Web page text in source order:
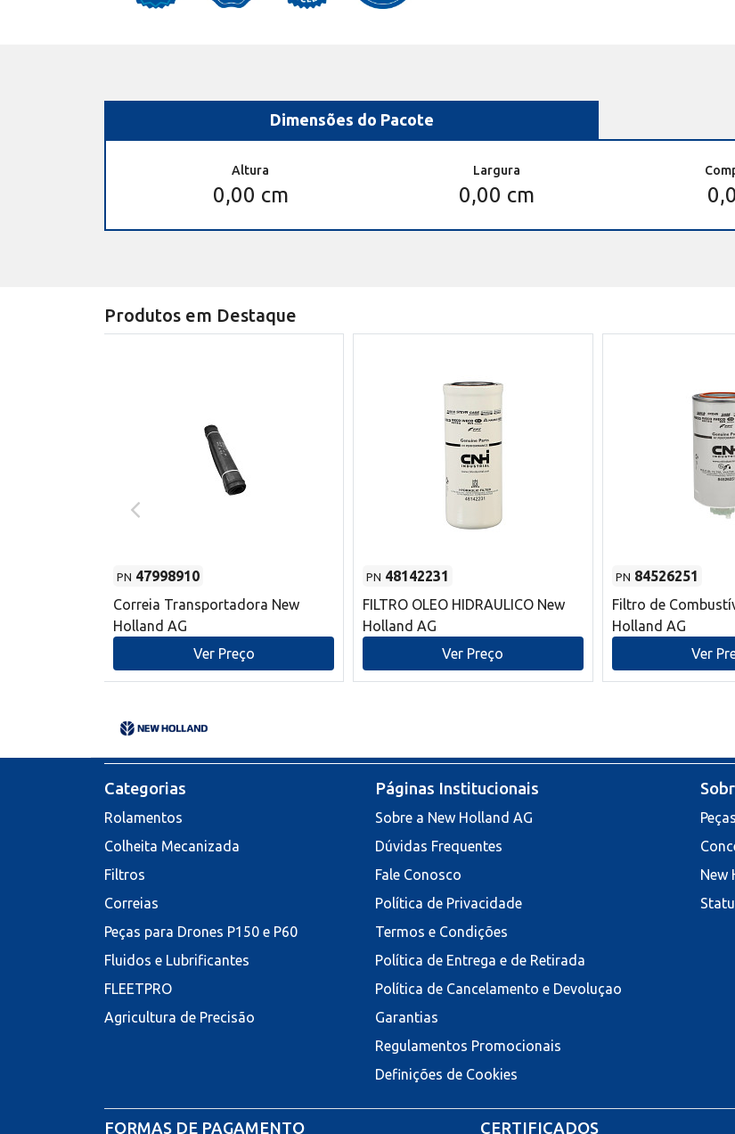
Dimensões do Pacote
Altura
0,00 cm
Largura
0,00 cm
Produtos em Destaque
PN 47998910
Correia Transportadora New
Holland AG
Ver Preço
PN 48142231
FILTRO OLEO HIDRAULICO New
Holland AG
Ver Preço
PN 84526251
Filtro de
Holland AG
Ver
Categorias
Rolamentos
Colheita Mecanizada
Filtros
Correias
Peças para Drones P150 e P60
Fluidos e Lubrificantes
FLEETPRO
Agricultura de Precisão
Páginas Institucionais
Sobre a New Holland AG
Dúvidas Frequentes
Fale Conosco
Política de Privacidade
Termos e Condições
Política de Entrega e de Retirada
Política de Cancelamento e Devoluçao
Garantias
Regulamentos Promocionais
Definições de Cookies
New
FORMAS DE PAGAMENTO CERTIFICADOS